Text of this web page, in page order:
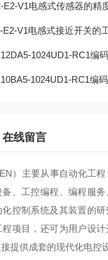
E2-V1电感式传感器的精
E2-V1电感式接近开关的
1024UD1-RC1编码器在
1024UD1-RC1编
在线留言
）主要从事自动化工
备、工控编程、编程服
控制系统及其装置的
程项目，还可为用户设
提供成套的现代化电控